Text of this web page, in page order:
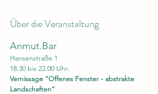
Über die Veranstaltung
Anmut.Bar
Hansenstraße 1
18.30 bis 22.00 Uhr:
Vernissage "Offenes Fenster - abstrakte
Landschaften“